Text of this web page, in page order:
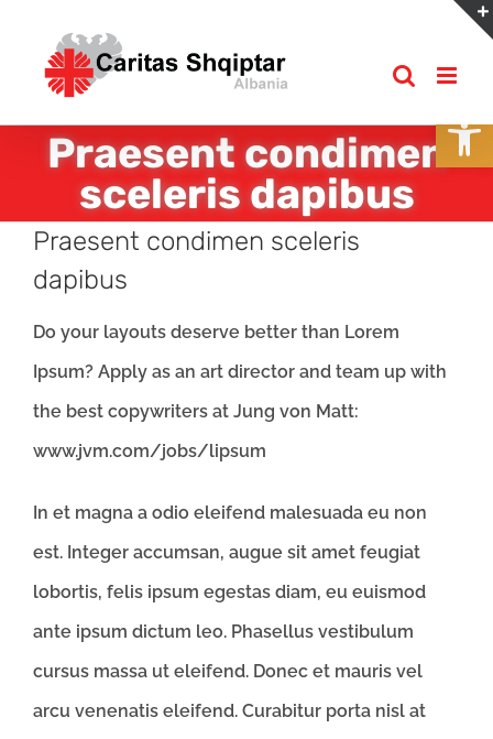
content
Praesent condimen
sceleris dapibus
Praesent condimen sceleris
dapibus
Do your layouts deserve better than Lorem
Ipsum? Apply as an art director and team up with
the best copywriters at Jung von Matt:
www.jvm.com/jobs/lipsum
In et magna a odio eleifend malesuada eu non
est. Integer accumsan, augue sit amet feugiat
lobortis, felis ipsum egestas diam, eu euismod
ante ipsum dictum leo. Phasellus vestibulum
cursus massa ut eleifend. Donec et mauris vel
arcu venenatis eleifend. Curabitur porta nisl at